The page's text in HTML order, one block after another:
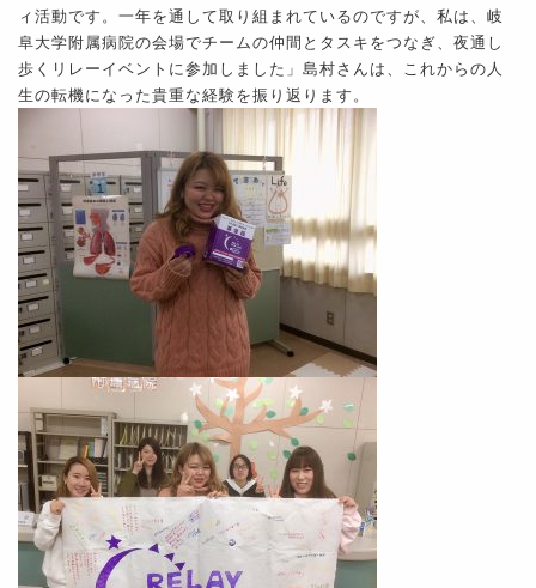
ィ活動です。一年を通して取り組まれているのですが、私は、岐
阜大学附属病院の会場でチームの仲間とタスキをつなぎ、夜通し
歩くリレーイベントに参加しました」島村さんは、これからの人
生の転機になった貴重な経験を振り返ります。